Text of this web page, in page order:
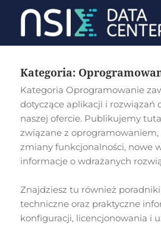
Kategoria:
Kategoria Oprogramowanie
dotyczące aplikacji i rozwiązań
naszej ofercie. Publikujemy
związane z
zmiany funkcjonalności, nowe
informacje o wdrażanych
Znajdziesz tu również
techniczne oraz praktyczne
konfiguracji, licencjonowania i